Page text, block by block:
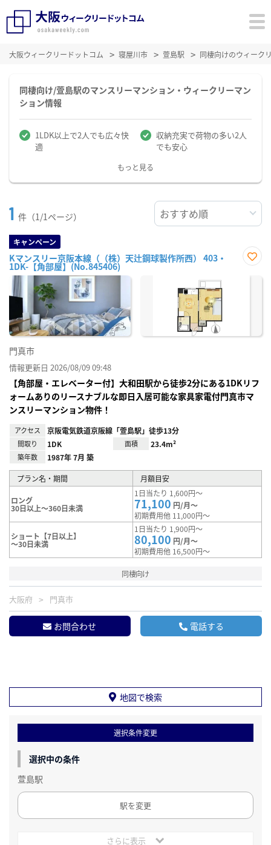
大阪ウィークリードットコム 寝屋川市 萱島駅 同棲向けのウィーク
同棲向け/萱島駅のマンスリーマンション・ウィークリーマン
ション情報
1LDK以上で2人でも広々快
適
収納充実で荷物の多い2人
でも安心
もっと見る
1 件（1/1ページ）
キャンペーン
Kマンスリー京阪本線（（株）天辻鋼球製作所西） 403・
1DK-【角部屋】(No.845406)
に入
門真市
情報更新日 2026/08/09 09:48
【角部屋・エレベーター付】大和田駅から徒歩2分にある1DKリフ
ォームありのリースナブルな即日入居可能な家具家電付門真市マ
ンスリーマンション物件！
アクセス 京阪電気鉄道京阪線「萱島駅」徒歩13分
間取り 1DK 面積 23.4m²
築年数 1987年 7月 築
プラン名・期間 月額目安
ロング
30日以上～360日未満
1日当たり 1,600円～
71,100 円/月～
初期費用他 11,000円～
ショート【7日以上】
～30日未満
1日当たり 1,900円～
80,100 円/月～
初期費用他 16,500円～
同棲向け
大阪府 門真市
お問合わせ 電話する
地図で検索
選択条件変更
選択中の条件
萱島駅
駅を変更
さらに表示